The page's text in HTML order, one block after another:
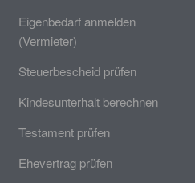
Eigenbedarf anmelden
(Vermieter)
Steuerbescheid prüfen
Kindesunterhalt berechnen
Testament prüfen
Ehevertrag prüfen